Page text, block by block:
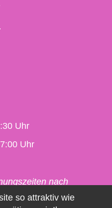
Uhr
Uhr
nach
so attraktiv wie